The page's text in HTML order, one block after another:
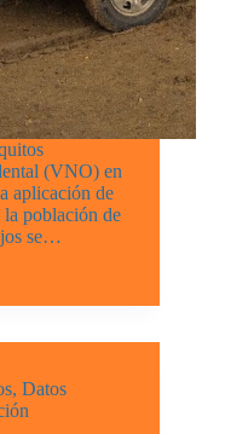
(VNO) en
aplicación de
la población de
se…
, Datos